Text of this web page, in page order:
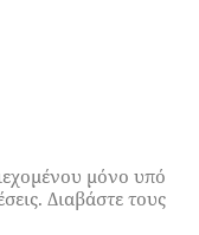
μόνο υπό
Διαβάστε τους